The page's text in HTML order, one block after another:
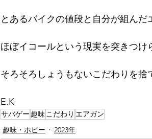
とあるバイクの値段と自分が組んだ
ほぼイコールという現実を突きつけ
そろそろしょうもないこだわりを
E.K
サバゲー 趣味 こだわり エアガン
趣味・ホビー
2023年